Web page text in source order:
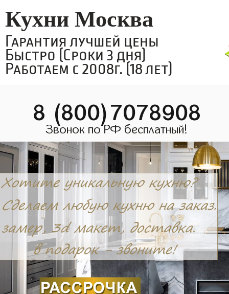
Кухни Москва
Гарантия лучшей цены
Быстро (Сроки 3 дня)
Работаем с 2008г. (18 лет)
8 (800)7078908
Звонок по РФ бесплатный!